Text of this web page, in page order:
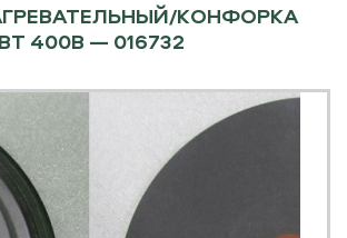
КОНФОРКА
400В — 016732